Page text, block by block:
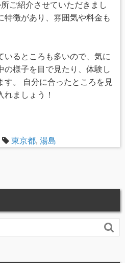
ご紹介させていただきまし
特徴があり、雰囲気や料金も
いるところも多いので、気に
の様子を目で見たり、体験し
す。 自分に合ったところを見
ましょう！
東京都, 湯島
